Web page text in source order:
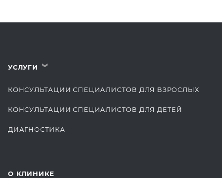
УСЛУГИ ›
КОНСУЛЬТАЦИИ СПЕЦИАЛИСТОВ ДЛЯ ВЗРОСЛЫХ
КОНСУЛЬТАЦИИ СПЕЦИАЛИСТОВ ДЛЯ ДЕТЕЙ
ДИАГНОСТИКА
О КЛИНИКЕ